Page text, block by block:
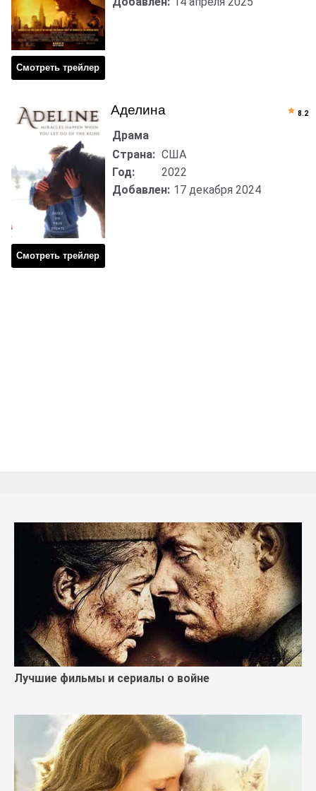
Смотреть трейлер
Аделина
Смотреть трейлер
Драма
Страна: США
Год:
2022
Добавлен: 17 декабря 2024
8.2
Лучшие фильмы и сериалы о войне